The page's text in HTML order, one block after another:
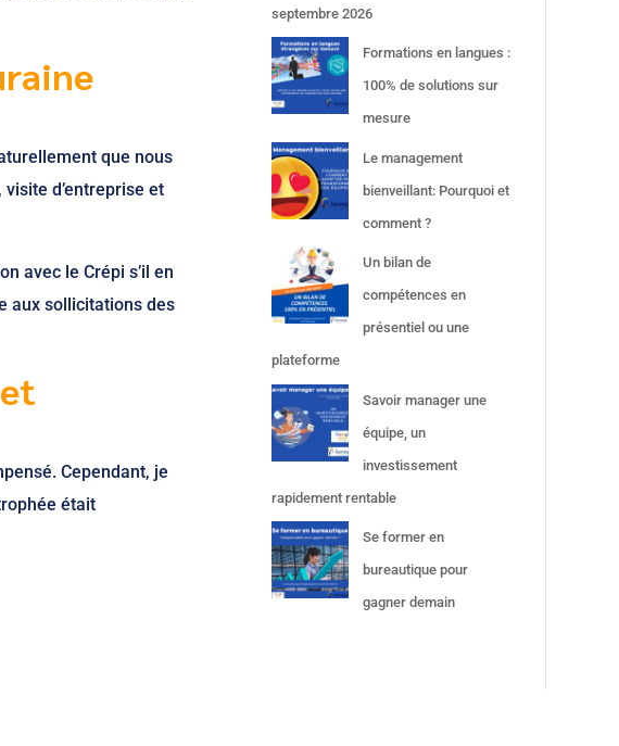
que nous
d’entreprise et
avec le Crépi s’il en
aux sollicitations des
Cependant, je
était
septembre 2026
Formations en langues :
100% de solutions sur
mesure
Le management
bienveillant: Pourquoi et
comment ?
Un bilan de
compétences en
présentiel ou une
plateforme
Savoir manager une
équipe, un
investissement
rapidement rentable
Se former en
bureautique pour
gagner demain